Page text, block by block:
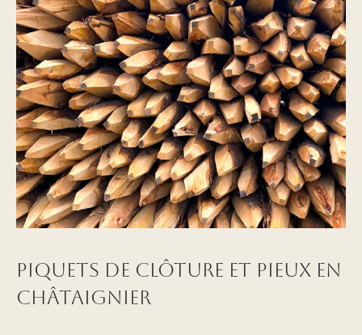
Piquets de clôture et pieux en
châtaignier